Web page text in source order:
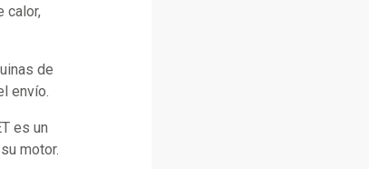
calor,
de
envío.
es un
motor.